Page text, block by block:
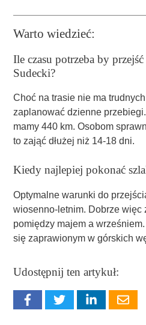
Warto wiedzieć:
Ile czasu potrzeba by
Sudecki?
Choć na trasie nie ma
zaplanować dzienne
mamy 440 km. Osobom
to zająć dłużej niż 14-18 dni.
Kiedy najlepiej pokonać
Optymalne warunki do
wiosenno-letnim. Dobrze więc
pomiędzy majem a
się zaprawionym w górskich
Udostępnij ten artykuł: